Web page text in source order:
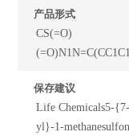
产品形式
CS(=O)
保存建议
Life Chemicals5-
yl}-1-